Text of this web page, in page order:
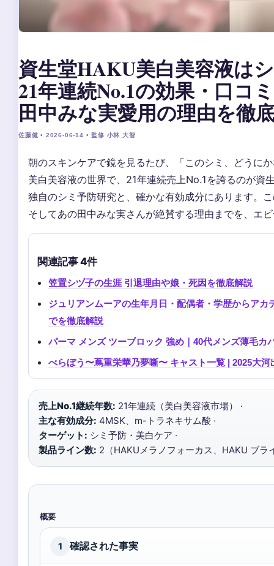
資生堂HAKU美白美容液は
21年連続No.1の効果・口コ
田中みな実愛用の理由を徹
佐藤健 • 2026-06-14 • 監修 小林 大智
朝のスキンケアで鏡を見るたび、「このシミ、どうに
美白美容液の世界で、21年連続売上No.1を誇るのが資
独自のシミ予防研究と、確かな有効成分にあります。
そしてあの田中みな実さんが絶賛する理由までを、エ
関連記事 4件
笠置シヅ子の生涯 引退理由や娘・死因を徹底解説
ジュリアンムーアの生年月日・配偶者・学歴からア
でを徹底解説
パーマ メンズ ツーブロック 強め｜40代メンズ薄毛カ
べらぼう〜蔦重栄華乃夢噺〜 キャスト一覧 | 2025大河
売上No.1継続年数: 21年連続（美白美容液市場） ·
主な有効成分: 4MSK、m-トラネキサム酸 ·
ターゲット: シミ予防・美白ケア ·
製品ライン数: 2（HAKUメラノフォーカス、HAKU ブラ
概要
1 確認された事実